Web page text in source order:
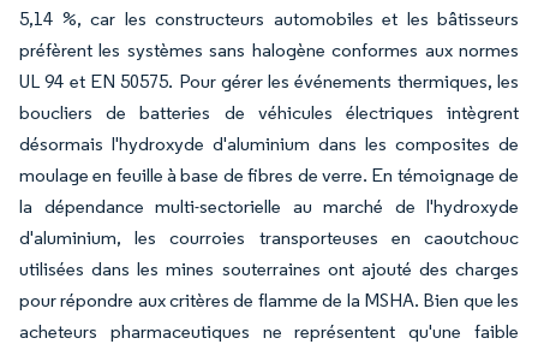
5,14 %, car les constructeurs automobiles et les bâtisseurs
préfèrent les systèmes sans halogène conformes aux normes
UL 94 et EN 50575. Pour gérer les événements thermiques, les
boucliers de batteries de véhicules électriques intègrent
désormais l'hydroxyde d'aluminium dans les composites de
moulage en feuille à base de fibres de verre. En témoignage de
la dépendance multi-sectorielle au marché de l'hydroxyde
d'aluminium, les courroies transporteuses en caoutchouc
utilisées dans les mines souterraines ont ajouté des charges
pour répondre aux critères de flamme de la MSHA. Bien que les
acheteurs pharmaceutiques ne représentent qu'une faible